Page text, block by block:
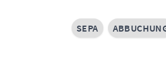
SEPA